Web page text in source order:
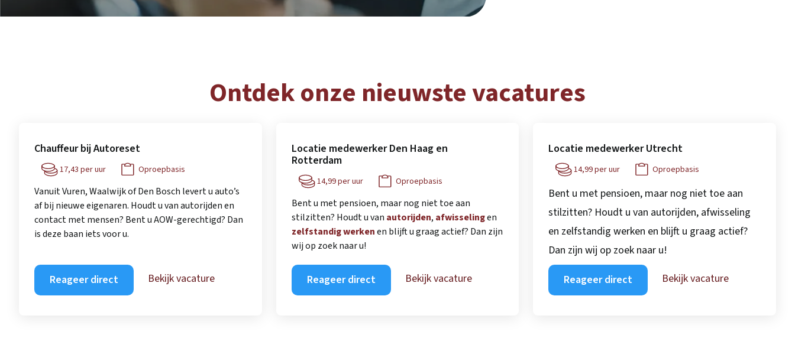
Ontdek onze nieuwste vacatures
Chauffeur bij Autoreset
17,43 per uur Oproepbasis
Vanuit Vuren, Waalwijk of Den Bosch levert u auto’s
af bij nieuwe eigenaren. Houdt u van autorijden en
contact met mensen? Bent u AOW-gerechtigd? Dan
is deze baan iets voor u.
Reageer direct Bekijk vacature
Locatie medewerker Den Haag en
Rotterdam
14,99 per uur Oproepbasis
Bent u met pensioen, maar nog niet toe aan
stilzitten? Houdt u van autorijden, afwisselingen
zelfstandig werkenen blijft u graag actief? Dan zijn
wij op zoek naar u!
Reageer direct Bekijk vacature
Locatie medewerker Utrecht
14,99 per uur Oproepbasis
Bent u met pensioen, maar nog niet toe aan
stilzitten? Houdt u van autorijden, afwisseling
en zelfstandig werken en blijft u graag actief?
Dan zijn wij op zoek naar u!
Reageer direct
Bekijk vacature